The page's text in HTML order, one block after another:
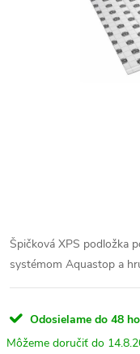
Špičková XPS podložka
systémom Aquastop a
Odosielame do 48